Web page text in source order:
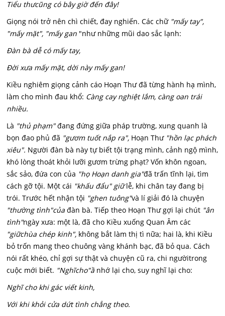
Tiểu thưcũng có bây giờ đến đây!
Giọng nói trở nên chì chiết, đay nghiến. Các chữ "mấy tay",
"mấy mặt", "mấy gan "như những mũi dao sắc lạnh:
Đàn bà dễ có mấy tay,
Đời xưa mấy mặt, dời này mấy gan!
Kiều nghiêm giọng cảnh cáo Hoạn Thư đã từng hành hạ mình,
làm cho mình đau khổ: Càng cay nghiệt lắm, càng oan trái
nhiều.
Là "thủ phạm"đang đứng giữa pháp trường, xung quanh là
bọn đao phủ đã "gươm tuốt nắp ra", Hoạn Thư "hồn lạc phách
xiêu". Người đàn bà này tự biết tội trạng mình, cảnh ngộ mình,
khó lòng thoát khỏi lưỡi gươm trừng phạt? Vốn khôn ngoan,
sắc sảo, đứa con của "họ Hoạn danh gia"đã trấn tĩnh lại, tìm
cách gỡ tội. Một cái "khấu đẩu" giữlễ, khi chân tay đang bị
trói. Trước hết nhận tội "ghen tuông"và lí giải đó là chuyện
"thường tình"của đàn bà. Tiếp theo Hoạn Thư gợi lại chút "ân
tình"ngày xưa: một là, đã cho Kiều xuống Quan Âm các
"giữchùa chép kinh", không bắt làm thị tì nữa; hai là, khi Kiều
bỏ trốn mang theo chuông vàng khánh bạc, đã bỏ qua. Cách
nói rất khéo, chỉ gợi sự thật và chuyện cũ ra, chi ngườitrong
cuộc mới biết. "Nghĩcho"ầ nhớ lại cho, suy nghĩ lại cho:
Nghĩ cho khi gác viết kinh,
Với khi khỏi cửa dứt tình chẳng theo.